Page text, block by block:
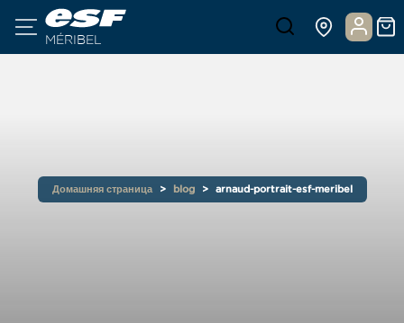
MÉRIBEL
Домашняя страница blog arnaud-portrait-esf-meribel